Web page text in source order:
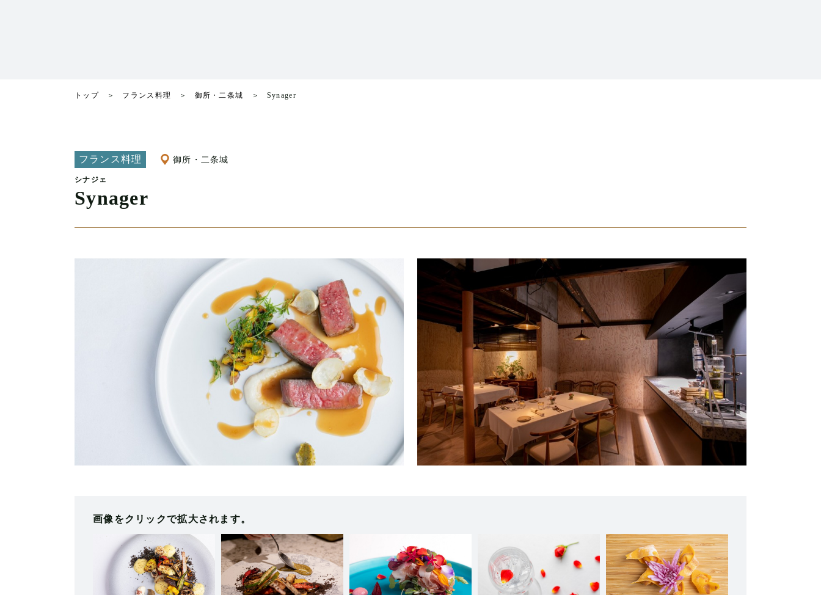
トップ フランス料理 御所・二条城 Synager
フランス料理 御所・二条城
シナジェ
Synager
画像をクリックで拡大されます。